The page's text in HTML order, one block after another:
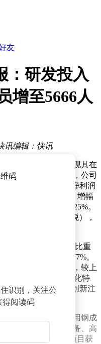
友
：研发投入
增至5666人
讯编辑：快讯
年度业绩报告，展现其在
营成果。报告显示，公司
下降1.68%；归母净利润
非净利润58.41亿元，增幅
亿元，同比提升36.25%。
利4.457954元（含税），
亿元，占营业收入比重
复合增长率仍达4.77%。
员总数增至5666人，较上
。人员结构呈现年轻化特
工2359人，为技术创新注
超高强度桥梁缆索用钢成
程；航空、深海装备、高
化突破，15个重点项目获
识别，关注公
得阅读码